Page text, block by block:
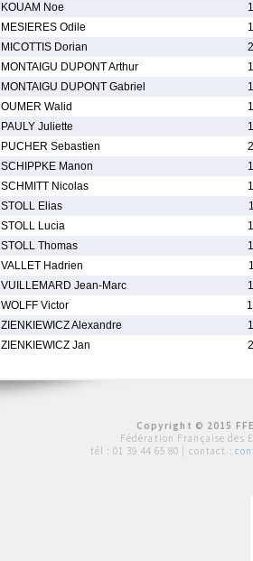
KOUAM Noe
MESIERES Odile
MICOTTIS Dorian
MONTAIGU DUPONT Arthur
MONTAIGU DUPONT Gabriel
OUMER Walid
PAULY Juliette
PUCHER Sebastien
SCHIPPKE Manon
SCHMITT Nicolas
STOLL Elias
STOLL Lucia
STOLL Thomas
VALLET Hadrien
VUILLEMARD Jean-Marc
WOLFF Victor
ZIENKIEWICZ Alexandre
ZIENKIEWICZ Jan
Copyright © 2015
Fédération Française des
tél : 01 39 44 65 80 | contact :